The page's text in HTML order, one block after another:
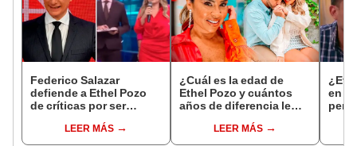
Federico Salazar
defiende a Ethel Pozo
de críticas por ser
de aplaudirla"
LEER MÁS
¿Cuál es la edad de
Ethel Pozo y cuántos
años de diferencia le
Julián Alexander?
LEER MÁS
en